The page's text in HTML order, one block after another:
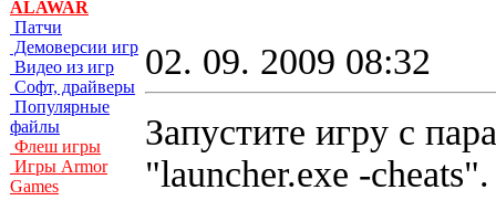
ALAWAR
Патчи
Демоверсии игр
Видео из игр
Софт, драйверы
Популярные
файлы
Флеш игры
Игры Armor
Games
02. 09. 2009 08:32
Запустите игру с
"launcher.exe -cheats".